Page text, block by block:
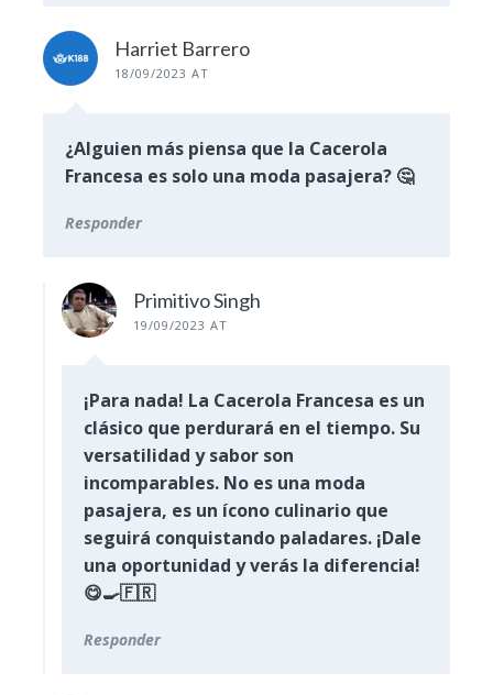
Harriet Barrero
18/09/2023 AT
¿Alguien más piensa que la Cacerola
Francesa es solo una moda pasajera? 🤔
Responder
Primitivo Singh
19/09/2023 AT
¡Para nada! La Cacerola Francesa es un
clásico que perdurará en el tiempo. Su
versatilidad y sabor son
incomparables. No es una moda
pasajera, es un ícono culinario que
seguirá conquistando paladares. ¡Dale
una oportunidad y verás la diferencia!
😋🍳🇫🇷
Responder